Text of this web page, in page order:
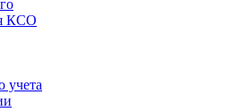
КСО
учета